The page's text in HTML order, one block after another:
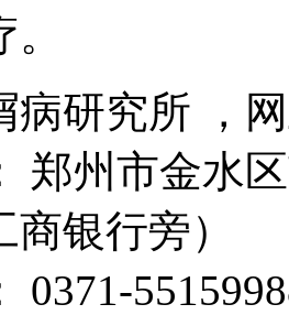
病研究所 ，
郑州市金水
银行旁）
0371-